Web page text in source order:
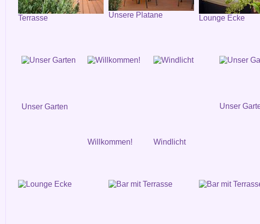
Terrasse Unsere Platane Lounge Ecke
Unser Garten
Willkommen! Windlicht
Unser